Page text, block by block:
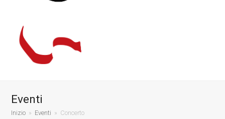
Eventi
Inizio » Eventi » Concerto